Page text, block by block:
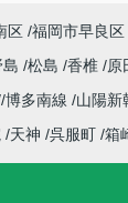
区 福岡市早良区
島 松島 香椎
原
博多南線 山陽新
天神 呉服町 箱